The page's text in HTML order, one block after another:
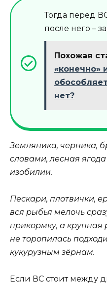
Тогда перед
после него –
Похожая
«конечно»
нет?
Земляника, черника,
словами, лесная
изобилии.
Пескари, плотвички,
вся рыбья мелочь
прикормку, а
не торопилась
кукурузным зёрнам.
Если ВС стоит между